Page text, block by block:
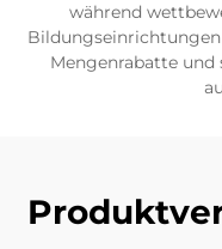
während
Mengenrabatte